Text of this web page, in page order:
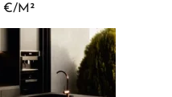
€
PRICE
THROUGH
359,00 €